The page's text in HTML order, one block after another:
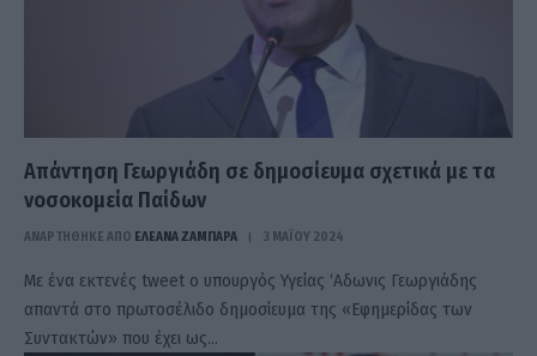
Απάντηση Γεωργιάδη σε δημοσίευμα σχετικά με τα
νοσοκομεία Παίδων
ΑΝΑΡΤΗΘΗΚΕ ΑΠΟ ΕΛΕΑΝΑ ΖΑΜΠΑΡΑ 3 ΜΑΪ́ΟΥ 2024
Με ένα εκτενές tweet ο υπουργός Υγείας ‘Αδωνις Γεωργιάδης
απαντά στο πρωτοσέλιδο δημοσίευμα της «Εφημερίδας των
Συντακτών» που έχει ως…